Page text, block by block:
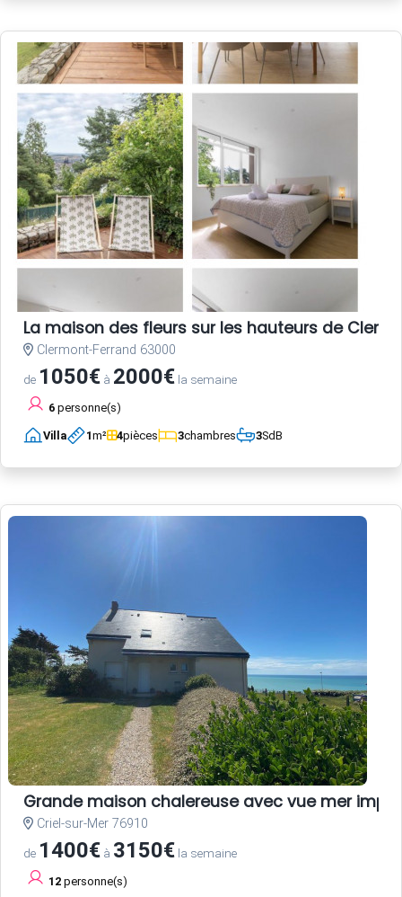
La maison des fleurs sur les hauteurs de
Clermont-Ferrand 63000
de 1050€ à 2000€ la semaine
6 personne(s)
Villa 1m² 4pièces 3chambres 3SdB
Grande maison chalereuse avec vue mer
Criel-sur-Mer 76910
de 1400€ à 3150€ la semaine
12 personne(s)